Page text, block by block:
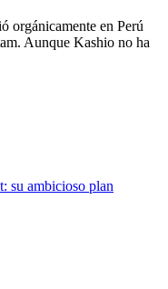
en Perú
Aunque Kashio no ha